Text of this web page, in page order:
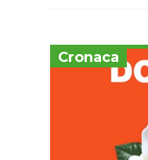
Cronaca